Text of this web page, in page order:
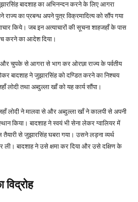
बादशाह का अभिनन्दन करने के लिए आगरा
का प्रबन्ध अपने पुत्र विक्रमादित्य को सौंप गया
किये। जब इन अत्याचारों की सूचना शाहजहाँ के पास
करने का आदेश दिया।
चुपके से आगरा से भाग कर ओरछा राज्य के पर्वतीय
बादशाह ने जुझारसिंह को दण्डित करने का निश्चय
तथा अब्दुल्ला खाँ को यह कार्य सौंपा।
लोदी ने मालवा से और अब्दुल्ला खाँ ने कालपी से अपनी
किया। बादशाह ने स्वयं भी सेना लेकर ग्वालियर में
तैयारी से जुझारसिंह घबरा गया। उसने लड़ना व्यर्थ
ली। बादशाह ने उसे क्षमा कर दिया और उसे दक्षिण के